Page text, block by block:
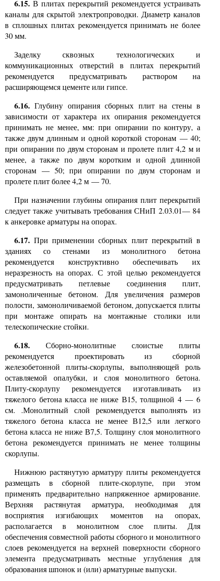
6.15.В плитах перекрытий рекомендуется устраивать
каналы для скрытой электропроводки. Диаметр каналов
в сплошных плитах рекомендуется принимать не более
30 мм.
Заделку сквозных технологических и
коммуникационных отверстий в плитах перекрытий
рекомендуется предусматривать раствором на
расширяющемся цементе или гипсе.
6.16.Глубину опирания сборных плит на стены в
зависимости от характера их опирания рекомендуется
принимать не менее, мм: при опирании по контуру, а
также двум длинным и одной короткой сторонам — 40;
при опирании по двум сторонам и пролете плит 4,2 м и
менее, а также по двум коротким и одной длинной
сторонам — 50; при опирании по двум сторонам и
пролете плит более 4,2 м — 70.
При назначении глубины опирания плит перекрытий
следует также учитывать требования СНиП 2.03.01—84
к анкеровке арматуры на опорах.
6.17.При применении сборных плит перекрытий в
зданиях со стенами из монолитного бетона
рекомендуется конструктивно обеспечивать их
неразрезность на опорах. С этой целью рекомендуется
предусматривать петлевые соединения плит,
замоноличенные бетоном. Для увеличения размеров
полости, замоноличиваемой бетоном, допускается плиты
при монтаже опирать на монтажные столики или
телескопические стойки.
6.18.Сборно-монолитные слоистые плиты
рекомендуется проектировать из сборной
железобетонной плиты-скорлупы, выполняющей роль
оставляемой опалубки, и слоя монолитного бетона.
Плиту-скорлупу рекомендуется изготавливать из
тяжелого бетона класса не ниже В15, толщиной 4 — 6
см. .Монолитный слой рекомендуется выполнять из
тяжелого бетона класса не менее В12,5 или легкого
бетона класса не ниже В7,5. Толщину слоя монолитного
бетона рекомендуется принимать не менее толщины
скорлупы.
Нижнюю растянутую арматуру плиты рекомендуется
размещать в сборной плите-скорлупе, при этом
применять предварительно напряженное армирование.
Верхняя растянутая арматура, необходимая для
восприятия изгибающих моментов на опорах,
располагается в монолитном слое плиты. Для
обеспечения совместной работы сборного и монолитного
слоев рекомендуется на верхней поверхности сборного
элемента предусматривать местные углубления для
образования шпонок и (или) арматурные выпуски.